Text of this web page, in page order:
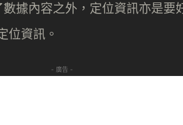
據內容之外，定位資訊亦是要
位資訊。
- 廣告 -